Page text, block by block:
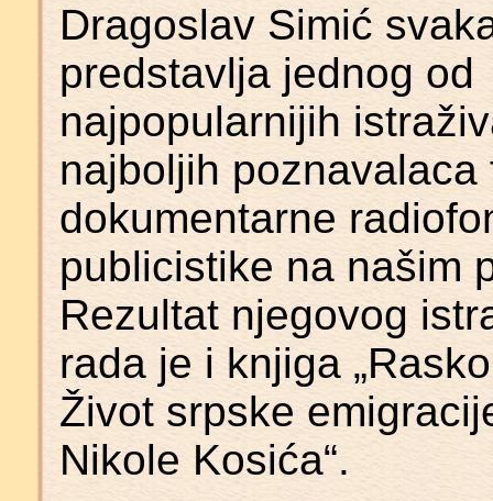
Dragoslav Simić
predstavlja jednog od
najpopularnijih
najboljih poznavalaca
dokumentarne
publicistike na našim
Rezultat njegovog
rada je i knjiga
Život srpske
Nikole Kosića“.